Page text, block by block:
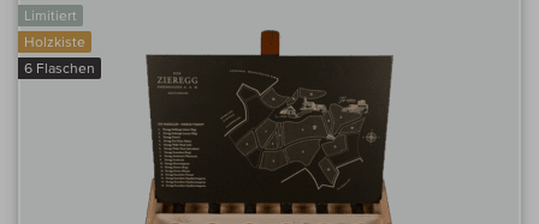
Limitiert
Holzkiste
6 Flaschen